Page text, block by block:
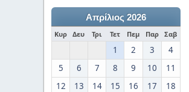
Απρίλιος 2026
Κυρ Δευ Τρι Τετ Πεμ Παρ Σαβ
1 2 3
4
5
6 7 8 9 10
11
12
13 14 15 16 17
18